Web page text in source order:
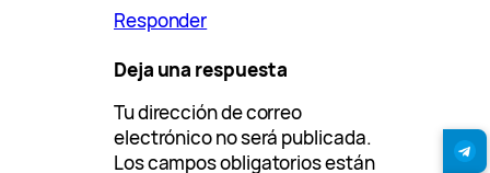
Responder
Deja una respuesta
Tu dirección de correo
electrónico no será publicada.
Los campos obligatorios están